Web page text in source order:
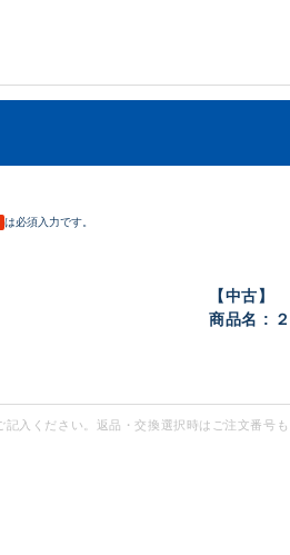
は必須入力です。
【中古】
商品名 :